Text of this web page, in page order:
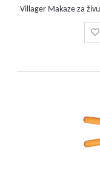
Villager Makaze za